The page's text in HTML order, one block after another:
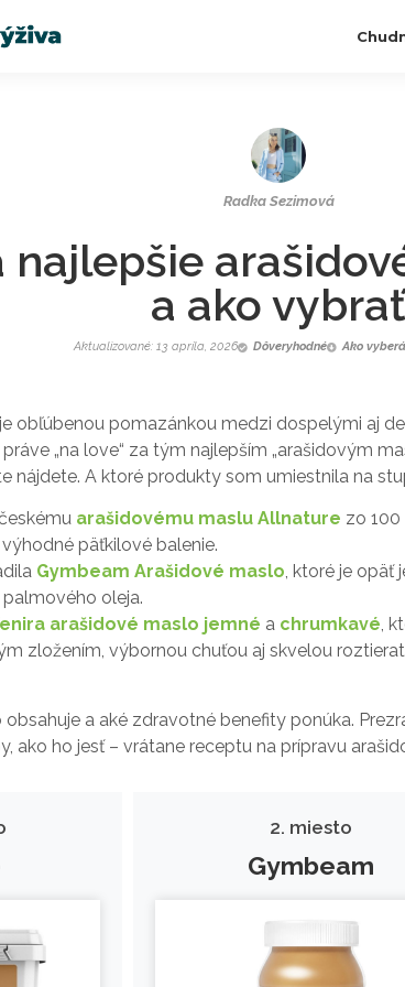
Radka Sezimová
najlepšie
a ako vybrať
Aktualizované: 13 apríla, 2026 Dôveryhodné Ako
obľúbenou pomazánkou medzi dospelými aj
„na love“ za tým najlepším „arašidovým
nájdete. A ktoré produkty som umiestnila na
arašidovému maslu Allnature zo
päťkilové balenie.
Gymbeam Arašidové maslo, ktoré je opäť
oleja.
arašidové maslo jemné a chrumkavé,
zložením, výbornou chuťou aj skvelou
a aké zdravotné benefity ponúka.
ako ho jesť – vrátane receptu na prípravu
2. miesto
Gymbeam